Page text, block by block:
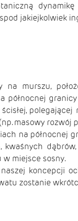
jakiejkolwiek
na murszu,
północnej
masowy rozwój
na północnej
kwaśnych
miejsce sosny.
koncepcji
zostanie